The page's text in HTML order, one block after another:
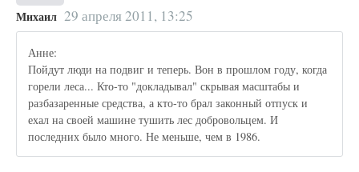
Михаил 29 апреля 2011, 13:25
Анне:
Пойдут люди на подвиг и теперь. Вон в прошлом году, когда
горели леса... Кто-то "докладывал" скрывая масштабы и
разбазаренные средства, а кто-то брал законный отпуск и
ехал на своей машине тушить лес добровольцем. И
последних было много. Не меньше, чем в 1986.